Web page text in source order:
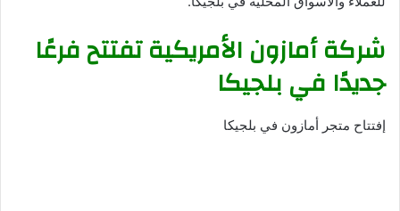
شركة أمازون الأمريكية تفتتح فرعًا
جديدًا في بلجيكا
إفتتاح متجر أمازون في بلجيكا